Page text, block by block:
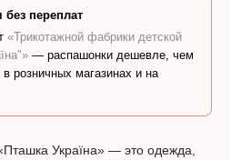
без переплат
«Трикотажной фабрики детской
— распашонки дешевле, чем
розничных магазинах и на
Україна» — это одежда,